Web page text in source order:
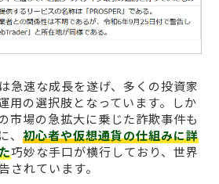
急速な成長を遂げ、多くの投資家
用の選択肢となっています。しか
市場の急拡大に乗じた詐欺事件も
初心者や仮想通貨の仕組みに詳
巧妙な手口が横行しており、世界
されています。